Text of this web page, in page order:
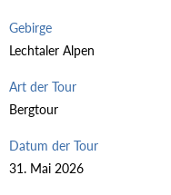
Gebirge
Lechtaler Alpen
Art der Tour
Bergtour
Datum der Tour
31. Mai 2026